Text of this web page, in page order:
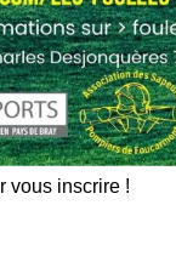
vous inscrire !